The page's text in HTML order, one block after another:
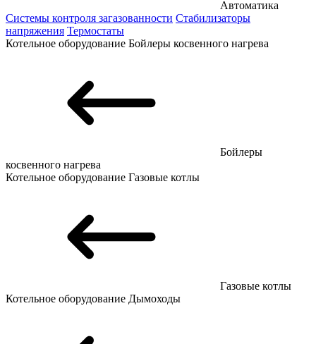
Автоматика
Системы контроля загазованности Стабилизаторы
напряжения Термостаты
Котельное оборудование Бойлеры косвенного нагрева
Бойлеры
косвенного нагрева
Котельное оборудование Газовые котлы
Газовые котлы
Котельное оборудование Дымоходы